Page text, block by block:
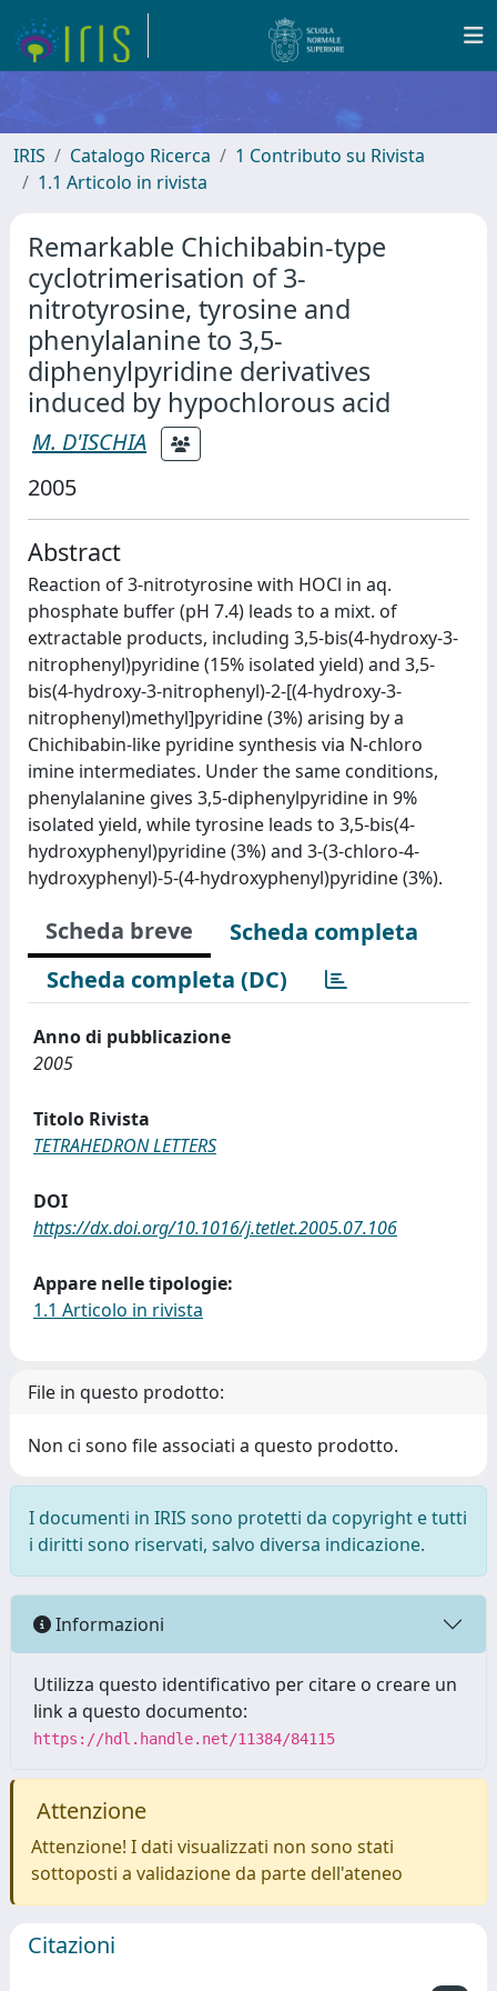
IRIS Catalogo Ricerca
1 Contributo su Rivista
1.1 Articolo in rivista
Remarkable Chichibabin-type
cyclotrimerisation of 3-
nitrotyrosine, tyrosine and
phenylalanine to 3,5-
diphenylpyridine derivatives
induced by hypochlorous acid
M. D'ISCHIA
2005
Abstract
Reaction of 3-nitrotyrosine with HOCl in aq.
phosphate buffer (pH 7.4) leads to a mixt. of
extractable products, including 3,5-bis(4-hydroxy-3-
nitrophenyl)pyridine (15% isolated yield) and 3,5-
bis(4-hydroxy-3-nitrophenyl)-2-[(4-hydroxy-3-
nitrophenyl)methyl]pyridine (3%) arising by a
Chichibabin-like pyridine synthesis via N-chloro
imine intermediates. Under the same conditions,
phenylalanine gives 3,5-diphenylpyridine in 9%
isolated yield, while tyrosine leads to 3,5-bis(4-
hydroxyphenyl)pyridine (3%) and 3-(3-chloro-4-
hydroxyphenyl)-5-(4-hydroxyphenyl)pyridine (3%).
Scheda breve
Scheda completa
Scheda completa (DC)
Anno di pubblicazione
2005
Titolo Rivista
TETRAHEDRON LETTERS
DOI
https://dx.doi.org/10.1016/j.tetlet.2005.07.106
Appare nelle tipologie:
1.1 Articolo in rivista
File in questo prodotto:
Non ci sono file associati a questo prodotto.
I documenti in IRIS sono protetti da copyright e tutti
i diritti sono riservati, salvo diversa indicazione.
Informazioni
Utilizza questo identificativo per citare o creare un
link a questo documento:
https://hdl.handle.net/11384/84115
Attenzione
Attenzione! I dati visualizzati non sono stati
sottoposti a validazione da parte dell'ateneo
Citazioni